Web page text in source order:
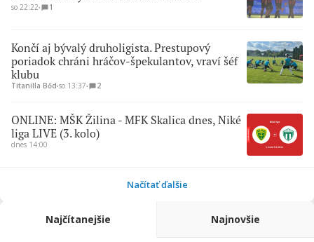
so 22:22∙ 1
Končí aj bývalý druholigista. Prestupový
poriadok chráni hráčov-špekulantov, vraví šéf
klubu
Titanilla Bőd∙so 13:37∙ 2
ONLINE: MŠK Žilina - MFK Skalica dnes, Niké
liga LIVE (3. kolo)
dnes 14:00
Načítať ďalšie
Najčítanejšie Najnovšie